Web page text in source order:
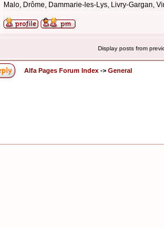
Malo, Drôme, Dammarie-les-Lys, Livry-Gargan,
Display posts from
Alfa Pages Forum Index -> General